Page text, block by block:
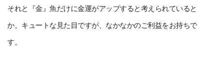
それと『金』魚だけに金運がアップすると考えられていると
か。キュートな見た目ですが、なかなかのご利益をお持ちで
す。